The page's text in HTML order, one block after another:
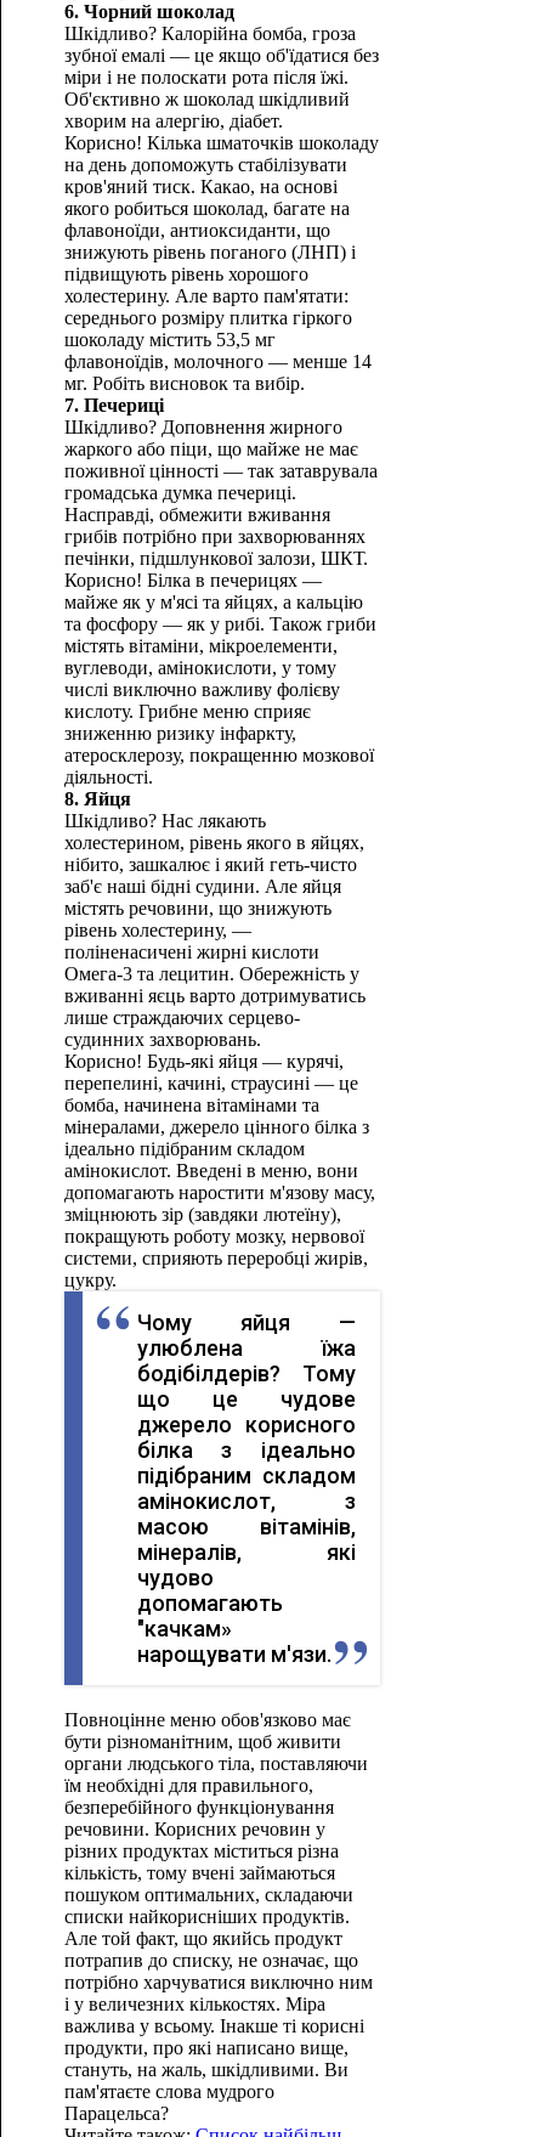
6. Чорний шоколад
Шкідливо? Калорійна бомба, гроза
зубної емалі — це якщо об'їдатися без
міри і не полоскати рота після їжі.
Об'єктивно ж шоколад шкідливий
хворим на алергію, діабет.
Корисно! Кілька шматочків шоколаду
на день допоможуть стабілізувати
кров'яний тиск. Какао, на основі
якого робиться шоколад, багате на
флавоноїди, антиоксиданти, що
знижують рівень поганого (ЛНП) і
підвищують рівень хорошого
холестерину. Але варто пам'ятати:
середнього розміру плитка гіркого
шоколаду містить 53,5 мг
флавоноїдів, молочного — менше 14
мг. Робіть висновок та вибір.
7. Печериці
Шкідливо? Доповнення жирного
жаркого або піци, що майже не має
поживної цінності — так затаврувала
громадська думка печериці.
Насправді, обмежити вживання
грибів потрібно при захворюваннях
печінки, підшлункової залози, ШКТ.
Корисно! Білка в печерицях —
майже як у м'ясі та яйцях, а кальцію
та фосфору — як у рибі. Також гриби
містять вітаміни, мікроелементи,
вуглеводи, амінокислоти, у тому
числі виключно важливу фолієву
кислоту. Грибне меню сприяє
зниженню ризику інфаркту,
атеросклерозу, покращенню мозкової
діяльності.
8. Яйця
Шкідливо? Нас лякають
холестерином, рівень якого в яйцях,
нібито, зашкалює і який геть-чисто
заб'є наші бідні судини. Але яйця
містять речовини, що знижують
рівень холестерину, —
поліненасичені жирні кислоти
Омега-3 та лецитин. Обережність у
вживанні яєць варто дотримуватись
лише страждаючих серцево-
судинних захворювань.
Корисно! Будь-які яйця — курячі,
перепелині, качині, страусині — це
бомба, начинена вітамінами та
мінералами, джерело цінного білка з
ідеально підібраним складом
амінокислот. Введені в меню, вони
допомагають наростити м'язову масу,
зміцнюють зір (завдяки лютеїну),
покращують роботу мозку, нервової
системи, сприяють переробці жирів,
цукру.
Чому яйця —
улюблена їжа
бодібілдерів? Тому
що це чудове
джерело корисного
білка з ідеально
підібраним складом
амінокислот, з
масою вітамінів,
мінералів, які
чудово
допомагають
"качкам»
нарощувати м'язи.
Повноцінне меню обов'язково має
бути різноманітним, щоб живити
органи людського тіла, поставляючи
їм необхідні для правильного,
безперебійного функціонування
речовини. Корисних речовин у
різних продуктах міститься різна
кількість, тому вчені займаються
пошуком оптимальних, складаючи
списки найкорисніших продуктів.
Але той факт, що якийсь продукт
потрапив до списку, не означає, що
потрібно харчуватися виключно ним
і у величезних кількостях. Міра
важлива у всьому. Інакше ті корисні
продукти, про які написано вище,
стануть, на жаль, шкідливими. Ви
пам'ятаєте слова мудрого
Парацельса?